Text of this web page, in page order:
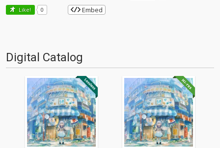
Like! 0 Embed
Digital Catalog